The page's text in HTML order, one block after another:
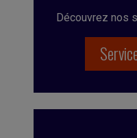
Découvrez nos